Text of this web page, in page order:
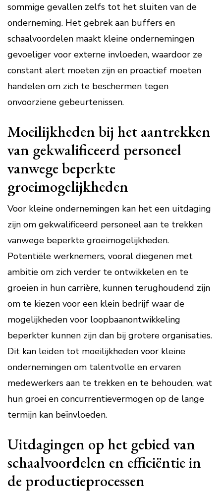
sommige gevallen zelfs tot het sluiten van de
onderneming. Het gebrek aan buffers en
schaalvoordelen maakt kleine ondernemingen
gevoeliger voor externe invloeden, waardoor ze
constant alert moeten zijn en proactief moeten
handelen om zich te beschermen tegen
onvoorziene gebeurtenissen.
Moeilijkheden bij het aantrekken
van gekwalificeerd personeel
vanwege beperkte
groeimogelijkheden
Voor kleine ondernemingen kan het een uitdaging
zijn om gekwalificeerd personeel aan te trekken
vanwege beperkte groeimogelijkheden.
Potentiële werknemers, vooral diegenen met
ambitie om zich verder te ontwikkelen en te
groeien in hun carrière, kunnen terughoudend zijn
om te kiezen voor een klein bedrijf waar de
mogelijkheden voor loopbaanontwikkeling
beperkter kunnen zijn dan bij grotere organisaties.
Dit kan leiden tot moeilijkheden voor kleine
ondernemingen om talentvolle en ervaren
medewerkers aan te trekken en te behouden, wat
hun groei en concurrentievermogen op de lange
termijn kan beïnvloeden.
Uitdagingen op het gebied van
schaalvoordelen en efficiëntie in
de productieprocessen